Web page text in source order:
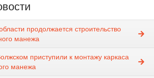
продолжается строительство
манежа
приступили к монтажу каркаса
манежа